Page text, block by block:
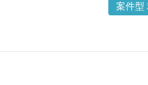
案件型